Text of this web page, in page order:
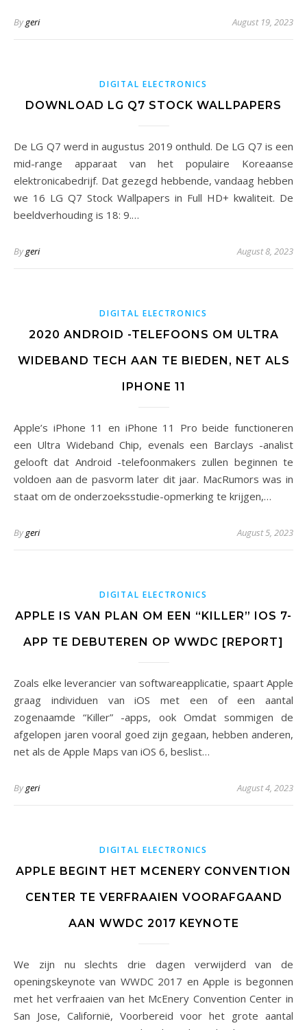
Bygeri August 19, 2023
DIGITAL ELECTRONICS
DOWNLOAD LG Q7 STOCK WALLPAPERS
De LG Q7 werd in augustus 2019 onthuld. De LG Q7 is een
mid-range apparaat van het populaire Koreaanse
elektronicabedrijf. Dat gezegd hebbende, vandaag hebben
we 16 LG Q7 Stock Wallpapers in Full HD+ kwaliteit. De
beeldverhouding is 18: 9.…
Bygeri August 8, 2023
DIGITAL ELECTRONICS
2020 ANDROID -TELEFOONS OM ULTRA
WIDEBAND TECH AAN TE BIEDEN, NET ALS
IPHONE 11
Apple’s iPhone 11 en iPhone 11 Pro beide functioneren
een Ultra Wideband Chip, evenals een Barclays -analist
gelooft dat Android -telefoonmakers zullen beginnen te
voldoen aan de pasvorm later dit jaar. MacRumors was in
staat om de onderzoeksstudie-opmerking te krijgen,…
Bygeri August 5, 2023
DIGITAL ELECTRONICS
APPLE IS VAN PLAN OM EEN “KILLER” IOS 7-
APP TE DEBUTEREN OP WWDC [REPORT]
Zoals elke leverancier van softwareapplicatie, spaart Apple
graag individuen van iOS met een of een aantal
zogenaamde “Killer” -apps, ook Omdat sommigen de
afgelopen jaren vooral goed zijn gegaan, hebben anderen,
net als de Apple Maps van iOS 6, beslist…
Bygeri August 4, 2023
DIGITAL ELECTRONICS
APPLE BEGINT HET MCENERY CONVENTION
CENTER TE VERFRAAIEN VOORAFGAAND
AAN WWDC 2017 KEYNOTE
We zijn nu slechts drie dagen verwijderd van de
openingskeynote van WWDC 2017 en Apple is begonnen
met het verfraaien van het McEnery Convention Center in
San Jose, Californië, Voorbereid voor het grote aantal